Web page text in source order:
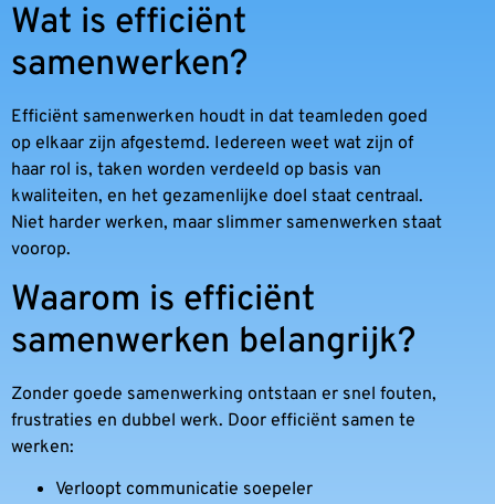
Wat is efficiënt
samenwerken?
Efficiënt samenwerken houdt in dat teamleden goed
op elkaar zijn afgestemd. Iedereen weet wat zijn of
haar rol is, taken worden verdeeld op basis van
kwaliteiten, en het gezamenlijke doel staat centraal.
Niet harder werken, maar slimmer samenwerken staat
voorop.
Waarom is efficiënt
samenwerken belangrijk?
Zonder goede samenwerking ontstaan er snel fouten,
frustraties en dubbel werk. Door efficiënt samen te
werken:
Verloopt communicatie soepeler